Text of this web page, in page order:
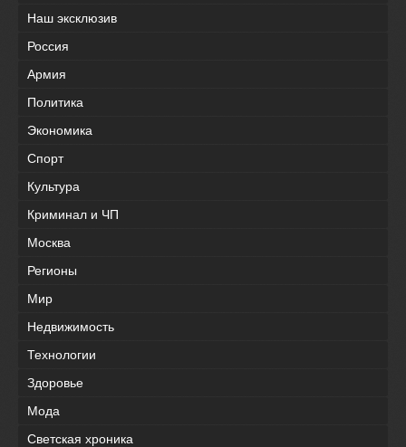
Наш эксклюзив
Россия
Армия
Политика
Экономика
Спорт
Культура
Криминал и ЧП
Москва
Регионы
Мир
Недвижимость
Технологии
Здоровье
Мода
Светская хроника